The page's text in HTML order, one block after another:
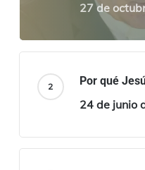
27 de
Por qué
24 de junio